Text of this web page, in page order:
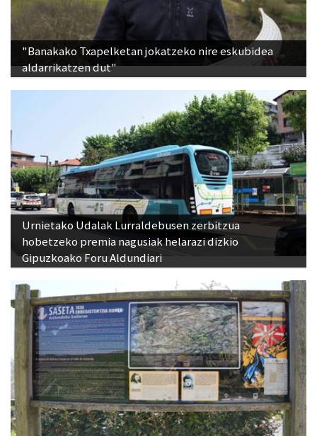
"Banakako Txapelketan jokatzeko nire eskubidea
aldarrikatzen dut"
Urnietako Udalak Lurraldebusen zerbitzua
hobetzeko premia nagusiak helarazi dizkio
Gipuzkoako Foru Aldundiari